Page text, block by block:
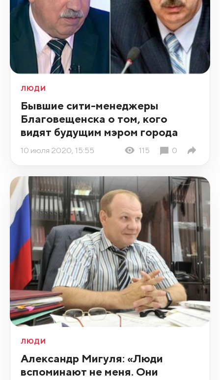
ЛЮДИ
Бывшие сити-менеджеры
Благовещенска о том, кого
видят будущим мэром города
10 июля 2020, 15:55 115 0
ЛЮДИ
Александр Мигуля: «Люди
вспоминают не меня. Они